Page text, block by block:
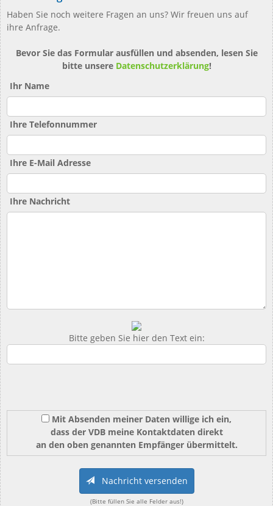
Haben Sie noch weitere Fragen an uns? Wir freuen uns auf
ihre Anfrage.
Bevor Sie das Formular ausfüllen und absenden, lesen Sie
bitte unsere Datenschutzerklärung!
Ihr Name
Ihre Telefonnummer
Ihre E-Mail Adresse
Ihre Nachricht
Bitte geben Sie hier den Text ein:
Mit Absenden meiner Daten willige ich ein,
dass der VDB meine Kontaktdaten direkt
an den oben genannten Empfänger übermittelt.
Nachricht versenden
(Bitte füllen Sie alle Felder aus!)